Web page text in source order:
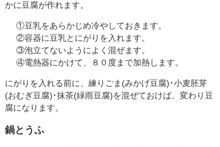
かに豆腐が作れます。
①豆乳をあらかじめ冷やしておきます。
②容器に豆乳とにがりを入れます。
③泡立てないようによく混ぜます。
④電熱器にかけて、８０度まで加熱します。
にがりを入れる前に、練りごま(みかげ豆腐)･小麦胚芽
(おむぎ豆腐)･抹茶(緑雨豆腐)を混ぜておけば、変わり豆
腐になります。
鍋とうふ